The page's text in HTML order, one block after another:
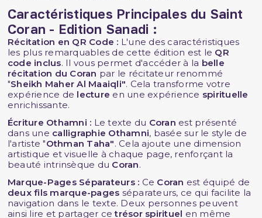
Caractéristiques Principales du Saint
Coran - Edition Sanadi :
Récitation en QR Code : L'une des caractéristiques
les plus remarquables de cette édition est le QR
code inclus. Il vous permet d'accéder à la belle
récitation du Coran par le récitateur renommé
"Sheikh Maher Al Maaiqli". Cela transforme votre
expérience de lecture en une expérience spirituelle
enrichissante.
Écriture Othamni : Le texte du Coran est présenté
dans une calligraphie Othamni, basée sur le style de
l'artiste "Othman Taha". Cela ajoute une dimension
artistique et visuelle à chaque page, renforçant la
beauté intrinsèque du Coran.
Marque-Pages Séparateurs : Ce Coran est équipé de
deux fils marque-pages séparateurs, ce qui facilite la
navigation dans le texte. Deux personnes peuvent
ainsi lire et partager cetrésor spirituel en même